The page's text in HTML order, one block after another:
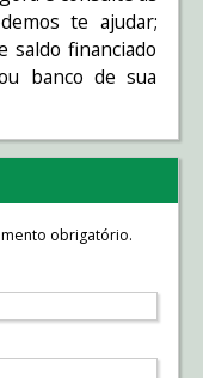
te ajudar;
saldo financiado
banco de sua
obrigatório.